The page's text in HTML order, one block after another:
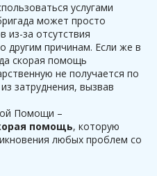
услугами
может просто
из-за отсутствия
другим причинам. Если же в
скорая помощь
не получается по
затруднения, вызвав
Помощи –
помощь, которую
любых проблем со